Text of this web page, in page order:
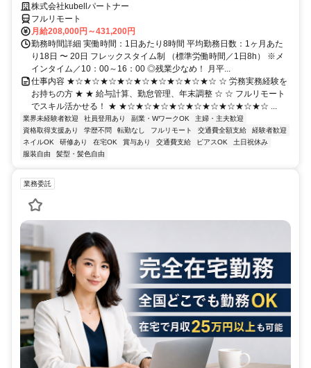
株式会社kubellパートナー
フルリモート
月給208,000円～431,200円
勤務時間詳細 実働時間：1日あたり8時間 平均勤務日数：1ヶ月あた
り18日 〜 20日 フレックスタイム制 （標準労働時間／1日8h） ※メ
インタイム／10：00～16：00 ◎残業少なめ！ 月平...
仕事内容 ★☆★☆★☆★☆★☆★☆★☆★☆★☆ ☆ 労務実務経験を
お持ちの方 ★ ★ 給与計算、勤怠管理、年末調整 ☆ ☆ フルリモート
でスキル活かせる！ ★ ★☆★☆★☆★☆★☆★☆★☆★☆★☆ ...
業界未経験者歓迎 社員登用あり 副業・WワークOK
主婦・主夫歓迎
資格取得支援あり
学歴不問 転勤なし フルリモート 交通費全額支給
経験者歓迎
ネイルOK
研修あり 在宅OK 賞与あり 交通費支給 ピアスOK
土日祝休み
服装自由
髪型・髪色自由
業務委託